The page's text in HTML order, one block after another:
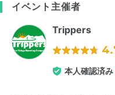
イベント主催者
Trippers
本人確認済み